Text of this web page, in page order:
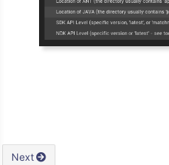
Next